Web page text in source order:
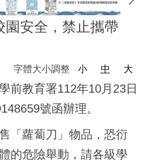
園安全，禁止攜帶
字體大小調整 小 中 大
前教育署112年10月23日
號函辦理。
「蘿蔔刀」物品，恐衍
的危險舉動，請各級學